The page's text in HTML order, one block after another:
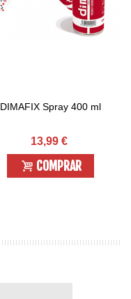
DIMAFIX Spray 400 ml
13,99 €
COMPRAR